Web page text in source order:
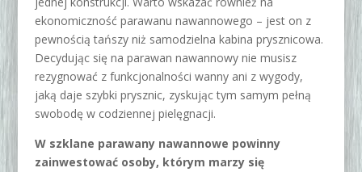
ekonomiczność parawanu nawannowego – jest on z
pewnością tańszy niż samodzielna kabina prysznicowa.
Decydując się na parawan nawannowy nie musisz
rezygnować z funkcjonalności wanny ani z wygody,
jaką daje szybki prysznic, zyskując tym samym pełną
swobodę w codziennej pielęgnacji.
W szklane parawany nawannowe powinny
zainwestować osoby, którym marzy się